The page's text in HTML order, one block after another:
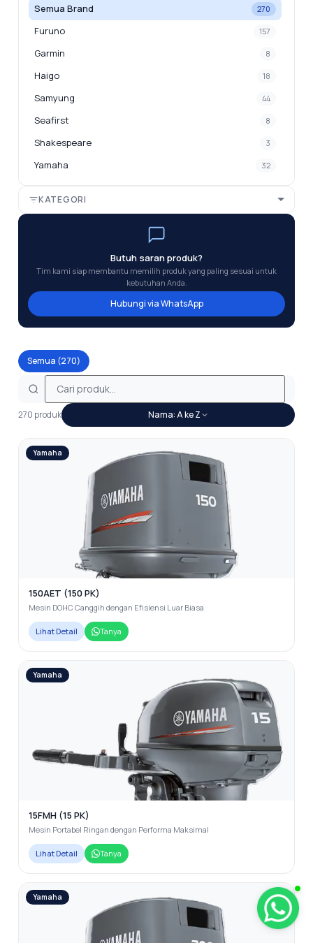
Semua Brand 270
Furuno 157
Garmin 8
Haigo 18
Samyung 44
Seafirst 8
Shakespeare 3
Yamaha 32
KATEGORI
Butuh saran produk?
Tim kami siap membantu memilih produk yang paling sesuai untuk
kebutuhan Anda.
Hubungi via WhatsApp
Semua (270)
270 produk Nama: A ke Z
Yamaha
150AET (150 PK)
Mesin DOHC Canggih dengan Efisiensi Luar Biasa
Lihat Detail Tanya
Yamaha
15FMH (15 PK)
Mesin Portabel Ringan dengan Performa Maksimal
Lihat Detail Tanya
Yamaha